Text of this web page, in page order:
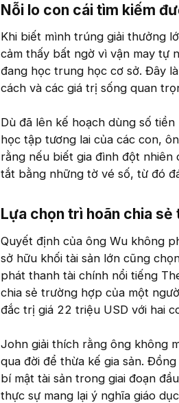
Nỗi lo con cái tìm kiếm
Khi biết mình trúng giải thưởng
cảm thấy bất ngờ vì vận may tự
đang học trung học cơ sở. Đây
cách và các giá trị sống quan
Dù đã lên kế hoạch dùng số
học tập tương lai của các con,
rằng nếu biết gia đình đột
tắt bằng những tờ vé số, từ đó
Lựa chọn trì hoãn chia
Quyết định của ông Wu không
sở hữu khối tài sản lớn cũng
phát thanh tài chính nổi tiếng
chia sẻ trường hợp của một
đắc trị giá 22 triệu USD với hai
John giải thích rằng ông không
qua đời để thừa kế gia sản.
bí mật tài sản trong giai đoạn
thực sự mang lại ý nghĩa giáo